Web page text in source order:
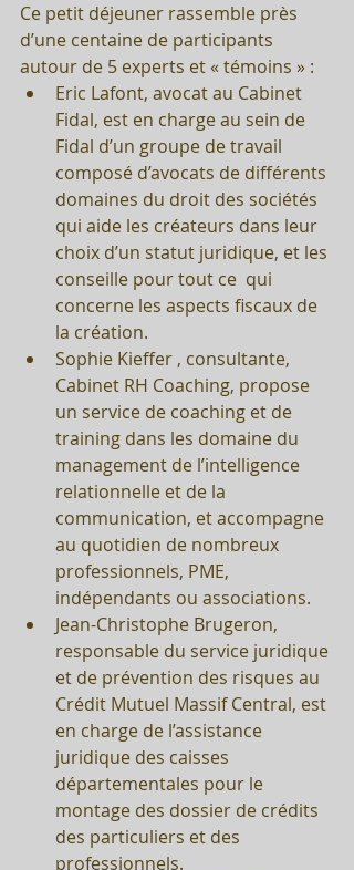
Ce petit déjeuner rassemble près
d’une centaine de participants
autour de 5 experts et « témoins » :
Eric Lafont, avocat au Cabinet
Fidal, est en charge au sein de
Fidal d’un groupe de travail
composé d’avocats de différents
domaines du droit des sociétés
qui aide les créateurs dans leur
choix d’un statut juridique, et les
conseille pour tout ce  qui
concerne les aspects fiscaux de
la création.
Sophie Kieffer , consultante,
Cabinet RH Coaching, propose
un service de coaching et de
training dans les domaine du
management de l’intelligence
relationnelle et de la
communication, et accompagne
au quotidien de nombreux
professionnels, PME,
indépendants ou associations.
Jean-Christophe Brugeron,
responsable du service juridique
et de prévention des risques au
Crédit Mutuel Massif Central, est
en charge de l’assistance
juridique des caisses
départementales pour le
montage des dossier de crédits
des particuliers et des
professionnels.